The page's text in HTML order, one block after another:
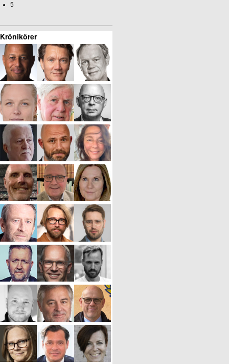
5
Krönikörer